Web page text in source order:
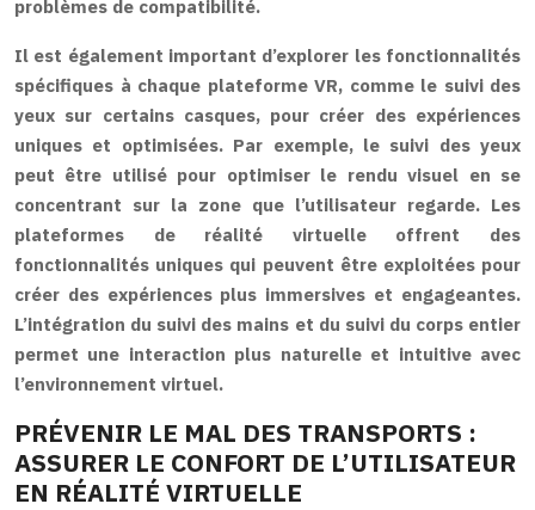
problèmes de compatibilité.
Il est également important d’explorer les fonctionnalités
spécifiques à chaque plateforme VR, comme le suivi des
yeux sur certains casques, pour créer des expériences
uniques et optimisées. Par exemple, le suivi des yeux
peut être utilisé pour optimiser le rendu visuel en se
concentrant sur la zone que l’utilisateur regarde. Les
plateformes de réalité virtuelle offrent des
fonctionnalités uniques qui peuvent être exploitées pour
créer des expériences plus immersives et engageantes.
L’intégration du suivi des mains et du suivi du corps entier
permet une interaction plus naturelle et intuitive avec
l’environnement virtuel.
PRÉVENIR LE MAL DES TRANSPORTS :
ASSURER LE CONFORT DE L’UTILISATEUR
EN RÉALITÉ VIRTUELLE